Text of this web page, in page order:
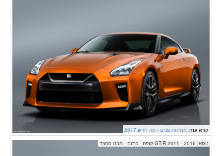
קרא עוד: מתיחת פנים - מה חדש 2017
ניסאן GT-R 2011 - 2016 קופה - כתום - מבט מהצד